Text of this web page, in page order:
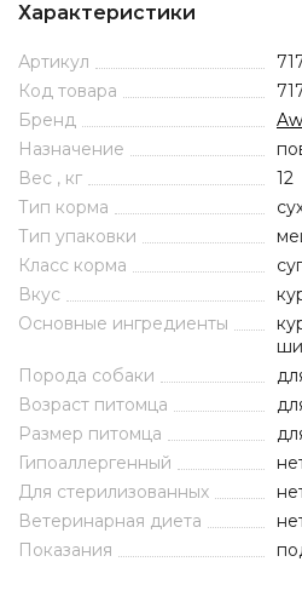
Характеристики
Артикул
Код товара
Бренд
Назначение
Вес , кг
12
Тип корма
Тип упаковки
Класс корма
Вкус
Основные ингредиенты
Порода собаки
Возраст питомца
Размер питомца
Гипоаллергенный
Для стерилизованных
Ветеринарная диета
Показания